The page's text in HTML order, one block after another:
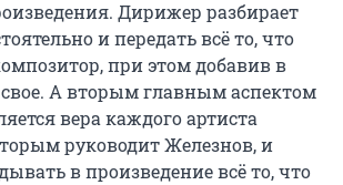
Дирижер разбирает
и передать всё то, что
при этом добавив в
А вторым главным аспектом
вера каждого артиста
руководит Железнов, и
в произведение всё то, что